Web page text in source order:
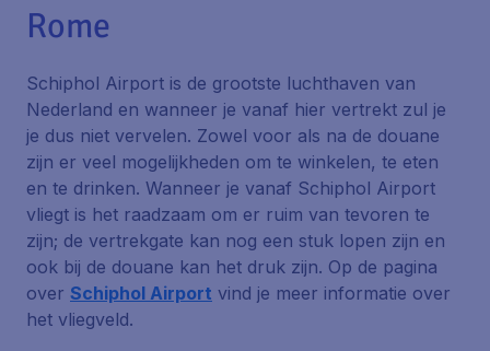
Rome
Schiphol Airport is de grootste luchthaven van
Nederland en wanneer je vanaf hier vertrekt zul je
je dus niet vervelen. Zowel voor als na de douane
zijn er veel mogelijkheden om te winkelen, te eten
en te drinken. Wanneer je vanaf Schiphol Airport
vliegt is het raadzaam om er ruim van tevoren te
zijn; de vertrekgate kan nog een stuk lopen zijn en
ook bij de douane kan het druk zijn. Op de pagina
over Schiphol Airport vind je meer informatie over
het vliegveld.